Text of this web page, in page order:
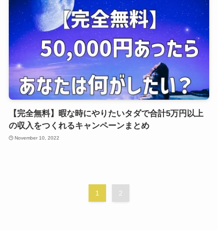
【完全無料】暇な時にやりたいタダで合計5万円以上
の収入をつくれるキャンペーンまとめ
November 10, 2022
1 2